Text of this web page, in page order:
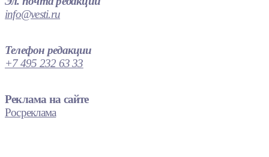
info@vesti.ru
Телефон редакции
+7 495 232 63 33
Реклама на сайте
Росреклама